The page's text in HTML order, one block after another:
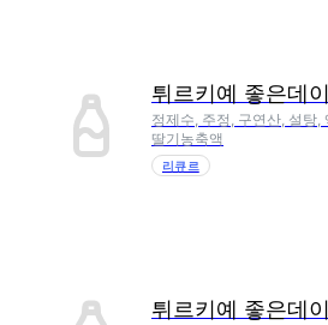
튀르키예 좋은데
정제수, 주정, 구연산, 설탕
딸기농축액
리큐르
튀르키예 좋은데